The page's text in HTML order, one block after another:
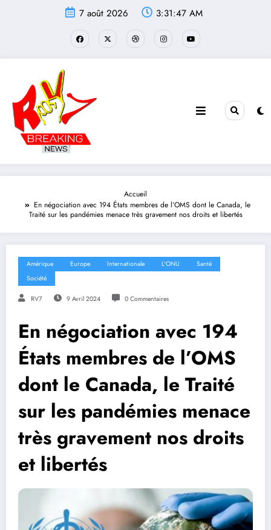
7 août 2026 3:31:48 AM
Accueil
En négociation avec 194 États membres de l’OMS dont le Canada, le
Traité sur les pandémies menace très gravement nos droits et libertés
Amérique Europe Internationale L'ONU
Santé
Société
RV7 9 Avril 2024 0 Commentaires
En négociation avec 194
États membres de l’OMS
dont le Canada, le Traité
sur les pandémies menace
très gravement nos droits
et libertés